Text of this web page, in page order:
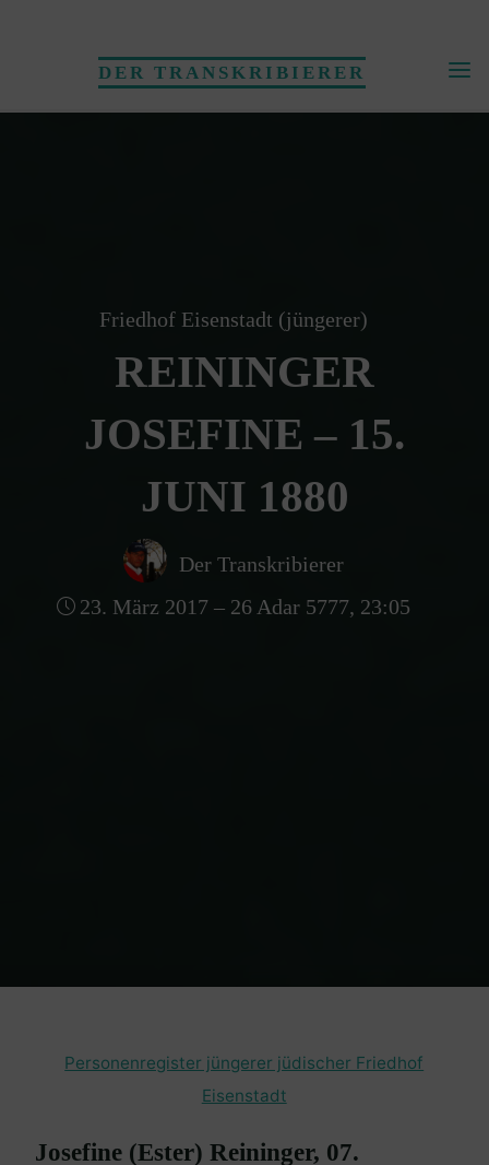
DER TRANSKRIBIERER
Friedhof Eisenstadt (jüngerer)
REININGER
JOSEFINE – 15.
JUNI 1880
Der Transkribierer
23. März 2017 – 26 Adar 5777, 23:05
Personenregister jüngerer jüdischer Friedhof
Eisenstadt
Josefine (Ester) Reininger, 07.